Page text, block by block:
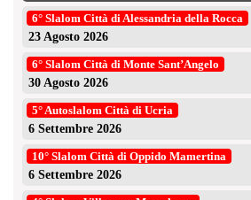
6° Slalom Città di Alessandria della Rocca
23 Agosto 2026
6° Slalom Città di Monte Sant’Angelo
30 Agosto 2026
5° Autoslalom Città di Ucria
6 Settembre 2026
10° Slalom Città di Oppido Mamertina
6 Settembre 2026